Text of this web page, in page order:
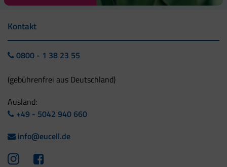
Kontakt
0800 - 1 38 23 55
(gebührenfrei aus Deutschland)
Ausland:
+49 - 5042 940 660
info@eucell.de